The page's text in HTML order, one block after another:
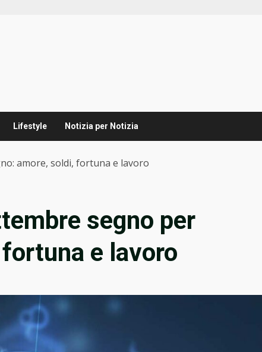
Lifestyle Notizia per Notizia
amore, soldi, fortuna e lavoro
segno per
e lavoro